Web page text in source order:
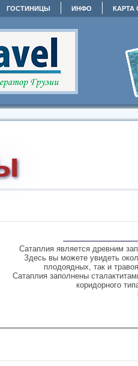
ГОСТИНИЦЫ ИНФО КАРТА
Сатаплия является древним
Здесь вы можете увидеть
плодоядных, так и
Сатаплия заполнены
коридорного